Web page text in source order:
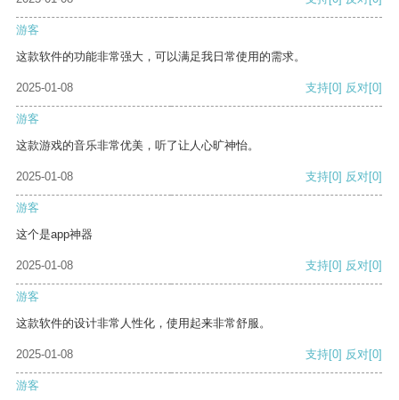
游客
这款软件的功能非常强大，可以满足我日常使用的需求。
2025-01-08 支持[0] 反对[0]
游客
这款游戏的音乐非常优美，听了让人心旷神怡。
2025-01-08 支持[0] 反对[0]
游客
这个是app神器
2025-01-08 支持[0] 反对[0]
游客
这款软件的设计非常人性化，使用起来非常舒服。
2025-01-08 支持[0] 反对[0]
游客